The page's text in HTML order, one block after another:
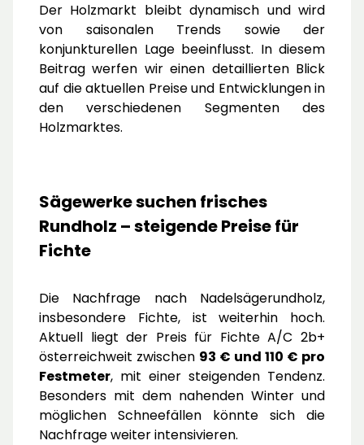
Der Holzmarkt bleibt dynamisch und wird
von saisonalen Trends sowie der
konjunkturellen Lage beeinflusst. In diesem
Beitrag werfen wir einen detaillierten Blick
auf die aktuellen Preise und Entwicklungen in
den verschiedenen Segmenten des
Holzmarktes.
Sägewerke suchen frisches
Rundholz – steigende Preise für
Fichte
Die Nachfrage nach Nadelsägerundholz,
insbesondere Fichte, ist weiterhin hoch.
Aktuell liegt der Preis für Fichte A/C 2b+
österreichweit zwischen 93 € und 110 € pro
Festmeter, mit einer steigenden Tendenz.
Besonders mit dem nahenden Winter und
möglichen Schneefällen könnte sich die
Nachfrage weiter intensivieren.